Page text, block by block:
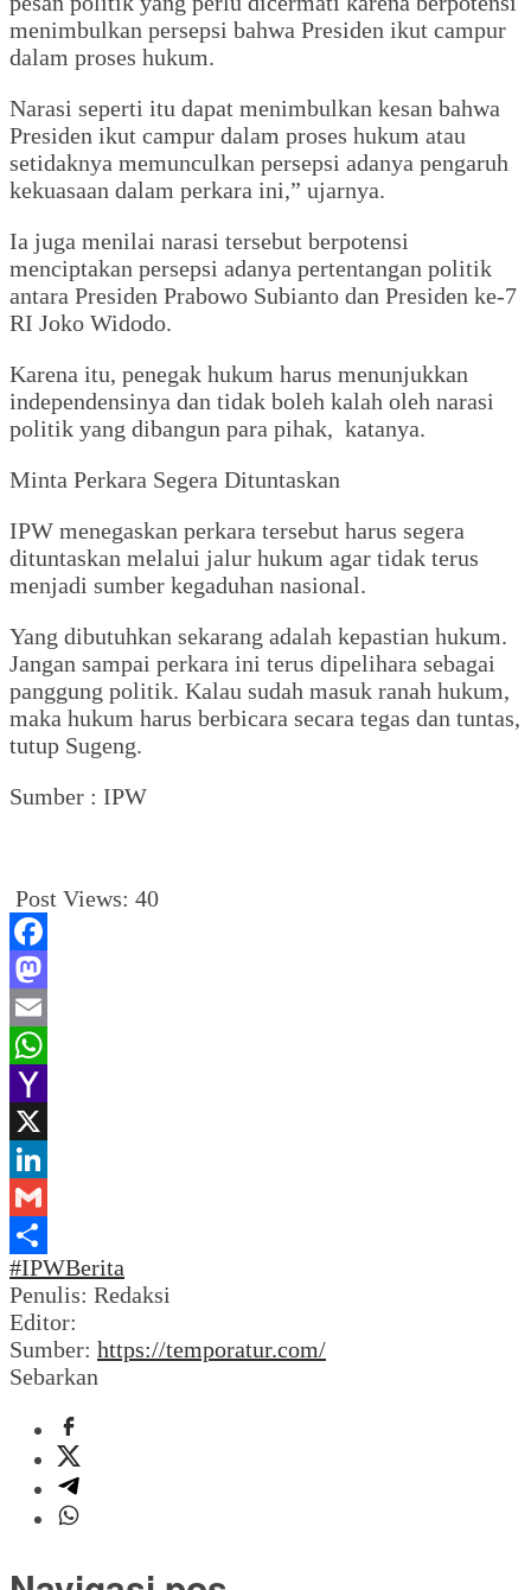
menimbulkan persepsi bahwa Presiden ikut campur
dalam proses hukum.
‎Narasi seperti itu dapat menimbulkan kesan bahwa
Presiden ikut campur dalam proses hukum atau
setidaknya memunculkan persepsi adanya pengaruh
kekuasaan dalam perkara ini,” ujarnya.
‎Ia juga menilai narasi tersebut berpotensi
menciptakan persepsi adanya pertentangan politik
antara Presiden Prabowo Subianto dan Presiden ke-7
RI Joko Widodo.
‎Karena itu, penegak hukum harus menunjukkan
independensinya dan tidak boleh kalah oleh narasi
politik yang dibangun para pihak, katanya.
‎Minta Perkara Segera Dituntaskan
‎IPW menegaskan perkara tersebut harus segera
dituntaskan melalui jalur hukum agar tidak terus
menjadi sumber kegaduhan nasional.
‎Yang dibutuhkan sekarang adalah kepastian hukum.
Jangan sampai perkara ini terus dipelihara sebagai
panggung politik. Kalau sudah masuk ranah hukum,
maka hukum harus berbicara secara tegas dan tuntas,
tutup Sugeng.
Sumber : IPW
Post Views: 40
Facebook
Mastodon
Email
WhatsApp
Yahoo
Mail
X
LinkedIn
Gmail
Share
#IPWBerita
Penulis: Redaksi
Editor:
Sumber: https://temporatur.com/
Sebarkan